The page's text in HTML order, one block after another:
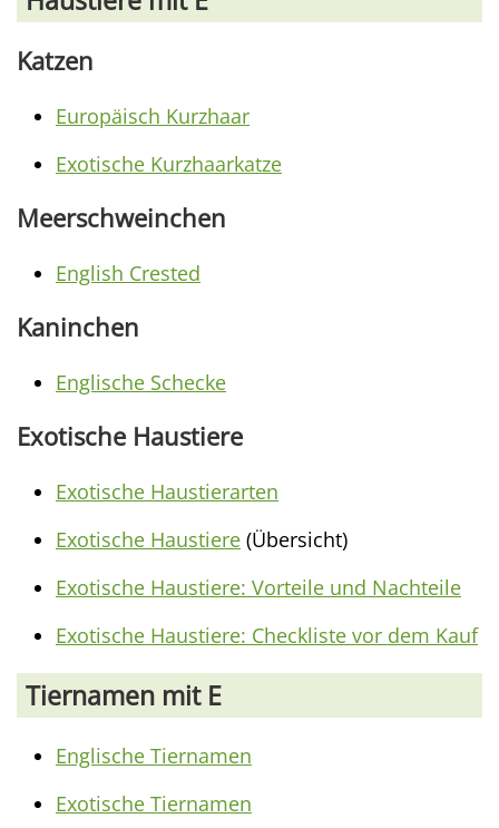
Katzen
Europäisch Kurzhaar
Exotische Kurzhaarkatze
Meerschweinchen
English Crested
Kaninchen
Englische Schecke
Exotische Haustiere
Exotische Haustierarten
Exotische Haustiere (Übersicht)
Exotische Haustiere: Vorteile und Nachteile
Exotische Haustiere: Checkliste vor dem Kauf
Tiernamen mit E
Englische Tiernamen
Exotische Tiernamen